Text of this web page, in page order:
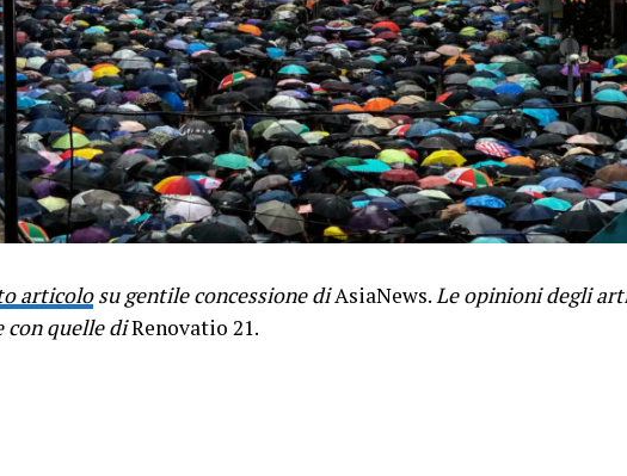
articolosu gentile concessione diAsiaNews.Le opinioni degli
con quelle diRenovatio 21.